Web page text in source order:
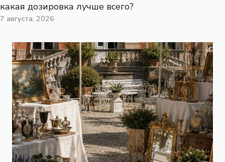
какая дозировка лучше всего?
7 августа, 2026